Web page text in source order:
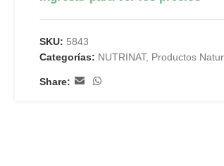
SKU: 5843
Categorías: NUTRINAT, Productos
Share: